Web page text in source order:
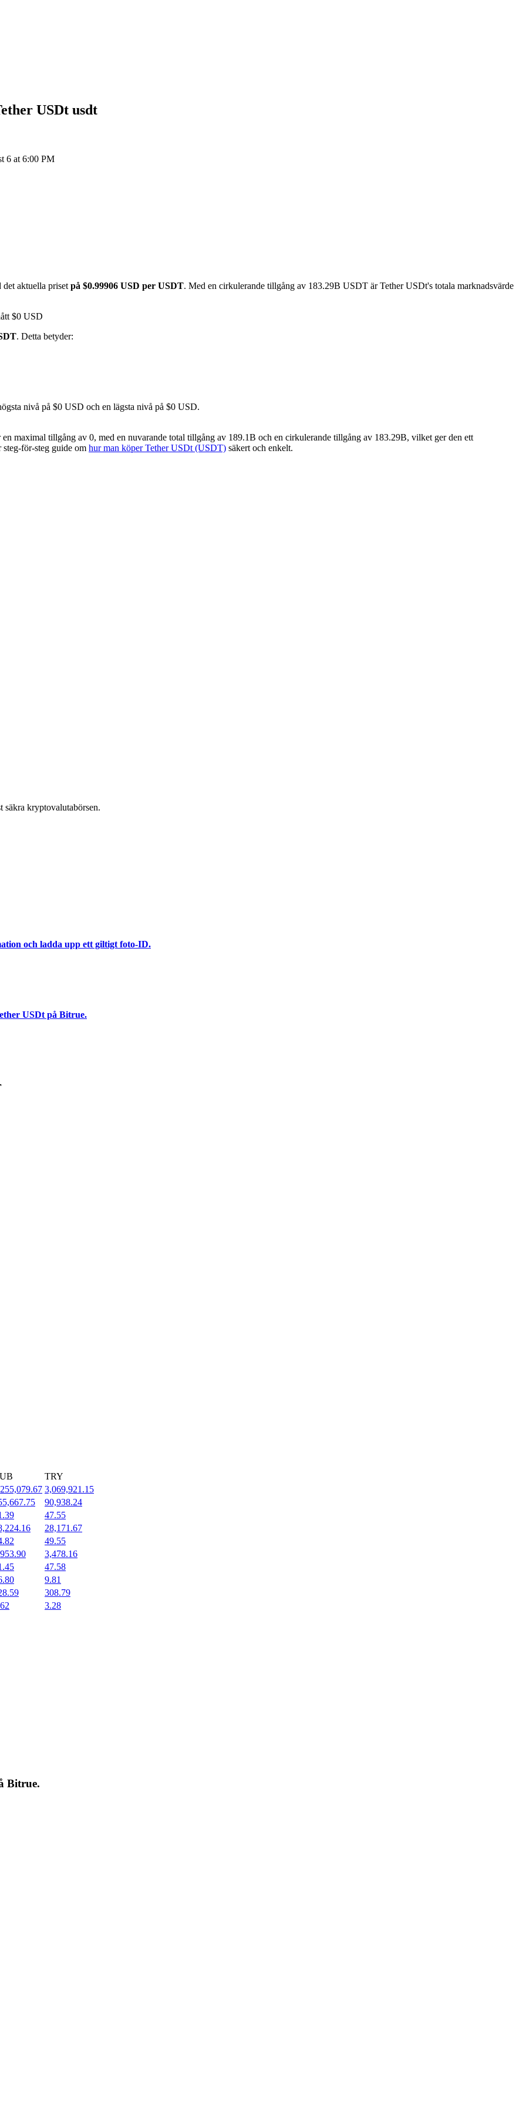
USDt usdt
6 at 6:00 PM
aktuella priset på $0.99906 USD per USDT. Med en cirkulerande tillgång av 183.29B USDT är Tether USDt's totala marknadsvärde
$0 USD
. Detta betyder:
nivå på $0 USD och en lägsta nivå på $0 USD.
maximal tillgång av 0, med en nuvarande total tillgång av 189.1B och en cirkulerande tillgång av 183.29B, vilket ger den ett
för-steg guide om hur man köper Tether USDt (USDT) säkert och enkelt.
säkra kryptovalutabörsen.
och ladda upp ett giltigt foto-ID.
USDt på Bitrue.
TRY
3,069,921.15
90,938.24
47.55
28,171.67
49.55
3,478.16
47.58
9.81
308.79
3.28
Bitrue.